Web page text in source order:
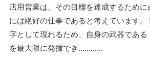
店用営業は、その目標を達成するために
には絶好の仕事であると考えています
字として現れるため、自身の武器である
を最大限に発揮でき............